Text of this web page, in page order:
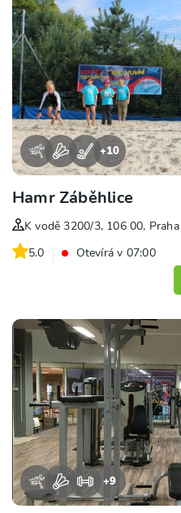
+10
Hamr Záběhlice
K vodě 3200/3, 106 00, Praha
5.0
Otevírá v 07:00
+9